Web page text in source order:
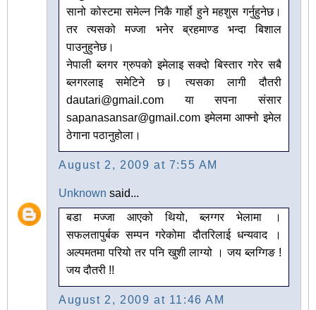
सानो कोस्टमा समेल्न निकै गार्हो हुने महशुस गर्नुहुनेछ।
तर त्यसको मज्जा भनेर ब्रहमाण्ड भन्दा बिशाल
पाउनुहुनेछ।
नेपाली ब्लगर ग्रुपको इमेलाइ सक्दो बिस्तार गरेर सबै
ब्लगरलाइ समेटिने छ। त्यसका लागी दौतरी
dautari@gmail.com या सपना संसार
sapanasansar@gmail.com इमेलमा आफ्नो इमेल
ठेगाना पठानुहोला।
August 2, 2009 at 7:55 AM
Unknown said...
बडा मज्जा आएको थियो, ब्लग्गर भेलामा ।
सफलतापुर्बक सम्पन गरेकोमा दौतरिलाई धन्यवाद ।
अल्पमतमा परियो तर पनि खुशी लाग्यो । जय ब्लग्गिङ !
जय दौतरी !!
August 2, 2009 at 11:46 AM